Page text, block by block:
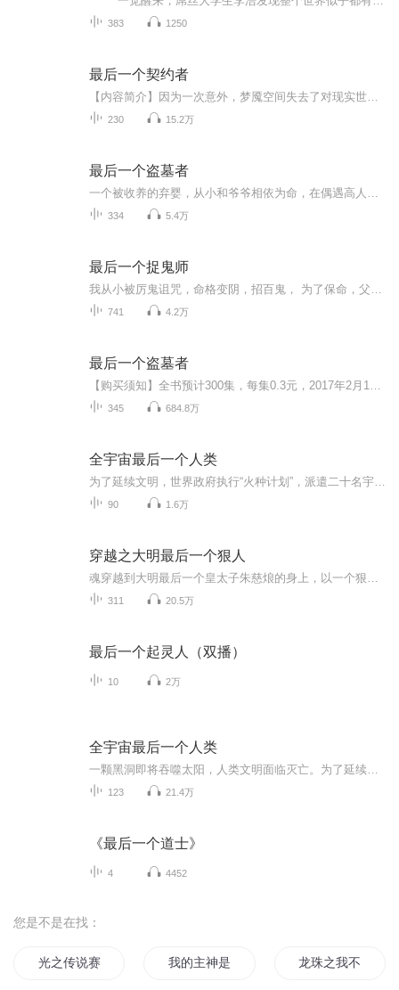
383 1250
最后一个契约者
230 15.2万
最后一个盗墓者
334 5.4万
最后一个捉鬼师
741 4.2万
最后一个盗墓者
345 684.8万
全宇宙最后一个人类
90 1.6万
穿越之大明最后一个狠人
311 20.5万
最后一个起灵人（双播）
10 2万
全宇宙最后一个人类
123 21.4万
《最后一个道士》
4 4452
您是不是在找：
光之传说赛亚 我的主神是赛利亚 龙珠之我不是赛